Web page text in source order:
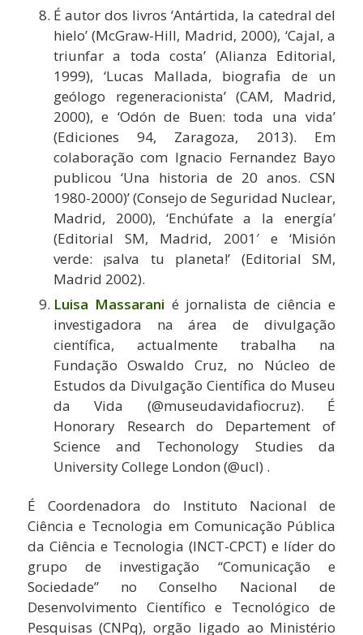
É autor dos livros ‘Antártida, la catedral del
hielo’ (McGraw-Hill, Madrid, 2000), ‘Cajal, a
triunfar a toda costa’ (Alianza Editorial,
1999), ‘Lucas Mallada, biografia de un
geólogo regeneracionista’ (CAM, Madrid,
2000), e ‘Odón de Buen: toda una vida’
(Ediciones 94, Zaragoza, 2013). Em
colaboração com Ignacio Fernandez Bayo
publicou ‘Una historia de 20 anos. CSN
1980-2000)’ (Consejo de Seguridad Nuclear,
Madrid, 2000), ‘Enchúfate a la energía’
(Editorial SM, Madrid, 2001′ e ‘Misión
verde: ¡salva tu planeta!’ (Editorial SM,
Madrid 2002).
Luisa Massarani é jornalista de ciência e
investigadora na área de divulgação
científica, actualmente trabalha na
Fundação Oswaldo Cruz, no Núcleo de
Estudos da Divulgação Científica do Museu
da Vida (@museudavidafiocruz). É
Honorary Research do Departement of
Science and Techonology Studies da
University College London (@ucl) .
É Coordenadora do Instituto Nacional de
Ciência e Tecnologia em Comunicação Pública
da Ciência e Tecnologia (INCT-CPCT) e líder do
grupo de investigação “Comunicação e
Sociedade” no Conselho Nacional de
Desenvolvimento Científico e Tecnológico de
Pesquisas (CNPq), orgão ligado ao Ministério